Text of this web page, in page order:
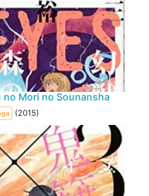
Mori no Sounansha
(2015)